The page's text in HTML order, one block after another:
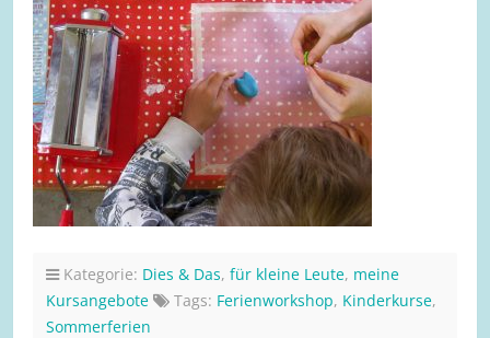
Kategorie: Dies & Das, für kleine Leute, meine
Kursangebote
Tags: Ferienworkshop, Kinderkurse,
Sommerferien